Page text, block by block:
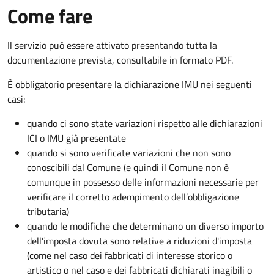
Come fare
Il servizio può essere attivato presentando tutta la
documentazione prevista, consultabile in formato PDF.
È obbligatorio presentare la dichiarazione IMU nei seguenti
casi:
quando ci sono state variazioni rispetto alle dichiarazioni
ICI o IMU già presentate
quando si sono verificate variazioni che non sono
conoscibili dal Comune (e quindi il Comune non è
comunque in possesso delle informazioni necessarie per
verificare il corretto adempimento dell’obbligazione
tributaria)
quando le modifiche che determinano un diverso importo
dell'imposta dovuta sono relative a riduzioni d'imposta
(come nel caso dei fabbricati di interesse storico o
artistico o nel caso e dei fabbricati dichiarati inagibili o